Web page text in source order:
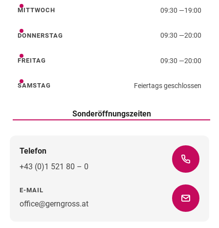
Mittwoch
MITTWOCH 09:30 —19:00
Donnerstag
DONNERSTAG 09:30 —20:00
Freitag
FREITAG 09:30 —20:00
Samstag
SAMSTAG Feiertags geschlossen
Sonderöffnungszeiten
Telefon
+43 (0)1 521 80 – 0
E-MAIL
office@gerngross.atWegbeschreibung